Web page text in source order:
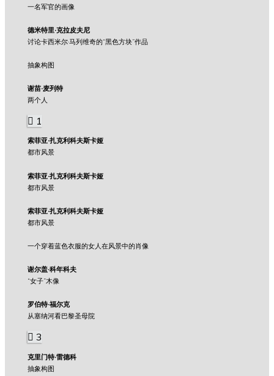
一名军官的画像
德米特里·克拉皮夫尼
讨论卡西米尔·马列维奇的“黑色方块”作品
抽象构图
谢苗·麦列特
两个人
1
索菲亚·扎克利科夫斯卡娅
都市风景
索菲亚·扎克利科夫斯卡娅
都市风景
索菲亚·扎克利科夫斯卡娅
都市风景
一个穿着蓝色衣服的女人在风景中的肖像
谢尔盖·科年科夫
“女子”木像
罗伯特·福尔克
从塞纳河看巴黎圣母院
3
克里门特·雷德科
抽象构图